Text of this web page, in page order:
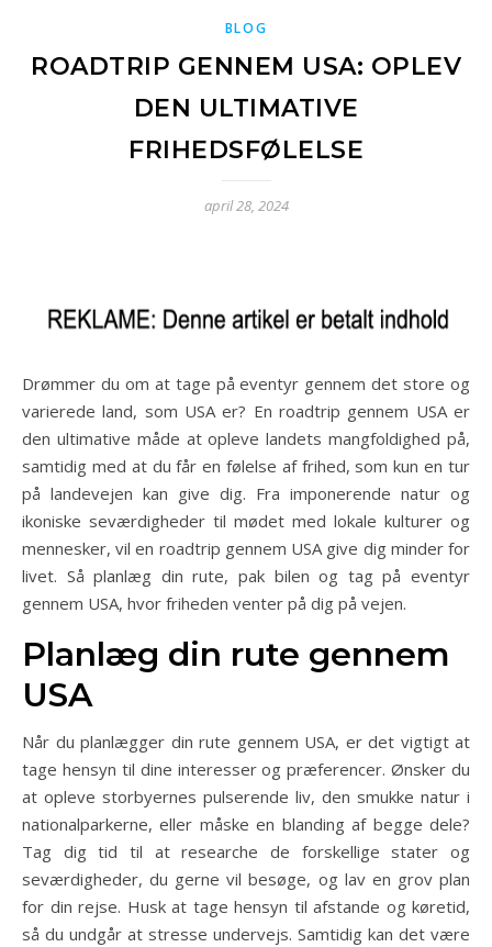
BLOG
ROADTRIP GENNEM USA: OPLEV
DEN ULTIMATIVE
FRIHEDSFØLELSE
april 28, 2024
Drømmer du om at tage på eventyr gennem det store og
varierede land, som USA er? En roadtrip gennem USA er
den ultimative måde at opleve landets mangfoldighed på,
samtidig med at du får en følelse af frihed, som kun en tur
på landevejen kan give dig. Fra imponerende natur og
ikoniske seværdigheder til mødet med lokale kulturer og
mennesker, vil en roadtrip gennem USA give dig minder for
livet. Så planlæg din rute, pak bilen og tag på eventyr
gennem USA, hvor friheden venter på dig på vejen.
Planlæg din rute gennem
USA
Når du planlægger din rute gennem USA, er det vigtigt at
tage hensyn til dine interesser og præferencer. Ønsker du
at opleve storbyernes pulserende liv, den smukke natur i
nationalparkerne, eller måske en blanding af begge dele?
Tag dig tid til at researche de forskellige stater og
seværdigheder, du gerne vil besøge, og lav en grov plan
for din rejse. Husk at tage hensyn til afstande og køretid,
så du undgår at stresse undervejs. Samtidig kan det være